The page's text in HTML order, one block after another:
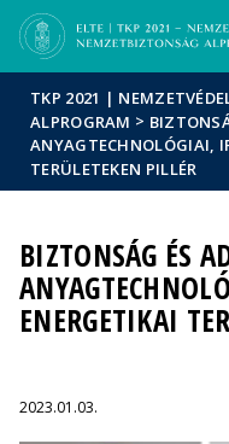
TKP 2021 |
ALPROGRAM >
ANYAGTECHNOLÓGIAI,
TERÜLETEKEN PILLÉR
BIZTONSÁG ÉS
ENERGETIKAI
2023.01.03.